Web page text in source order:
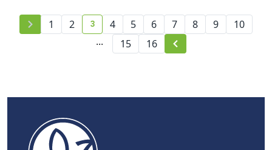
1 2 current page number
3 4 5 6 7 8 9
10
...
15 16